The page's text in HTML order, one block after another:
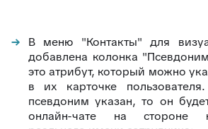
В меню "Контакты" для
добавлена колонка
это атрибут, который можно
в их карточке
псевдоним указан, то он
онлайн-чате на стороне